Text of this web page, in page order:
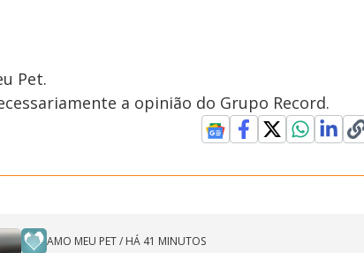
Pet.
a opinião do Grupo Record.
AMO MEU PET/ HÁ 41 MINUTOS